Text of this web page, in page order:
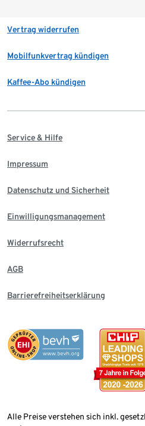
Vertrag widerrufen
Mobilfunkvertrag kündigen
Kaffee-Abo kündigen
Service & Hilfe
Impressum
Datenschutz und Sicherheit
Einwilligungsmanagement
Widerrufsrecht
AGB
Barrierefreiheitserklärung
Alle Preise verstehen sich inkl.